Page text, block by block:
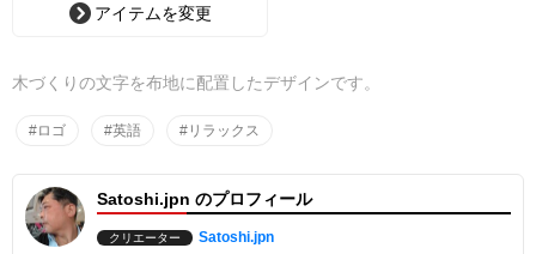
アイテムを変更
木づくりの文字を布地に配置したデザインです。
#ロゴ #英語 #リラックス
Satoshi.jpn のプロフィール
クリエーター Satoshi.jpn